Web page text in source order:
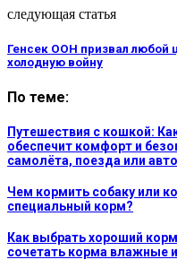
следующая статья
Генсек ООН призвал любой
холодную войну
По теме:
Путешествия с кошкой:
обеспечит комфорт и
самолёта, поезда или
Чем кормить собаку или
специальный корм?
Как выбрать хороший
сочетать корма влажные и